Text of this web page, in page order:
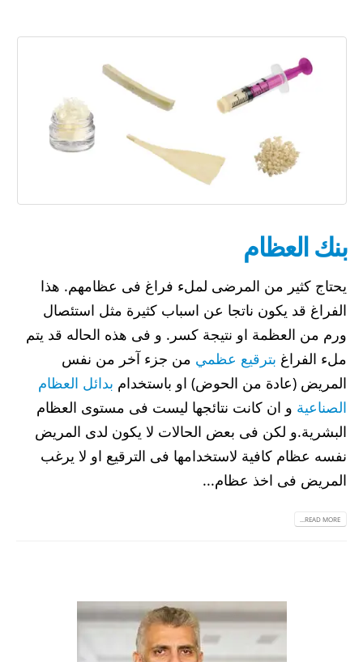
بنك العظام
يحتاج كثير من المرضى لملء فراغ فى عظامهم. هذا
الفراغ قد يكون ناتجا عن اسباب كثيرة مثل استئصال
ورم من العظمة او نتيجة كسر. و فى هذه الحاله قد يتم
ملء الفراغ بترقيع عظمي من جزء آخر من نفس
المريض (عادة من الحوض) او باستخدام بدائل العظام
الصناعية و ان كانت نتائجها ليست فى مستوى العظام
البشرية.و لكن فى بعض الحالات لا يكون لدى المريض
نفسه عظام كافية لاستخدامها فى الترقيع او لا يرغب
المريض فى اخذ عظام...
READ MORE...